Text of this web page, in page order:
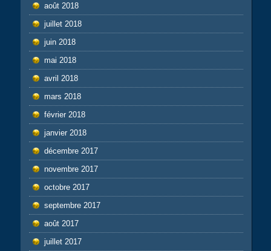
août 2018
juillet 2018
juin 2018
mai 2018
avril 2018
mars 2018
février 2018
janvier 2018
décembre 2017
novembre 2017
octobre 2017
septembre 2017
août 2017
juillet 2017